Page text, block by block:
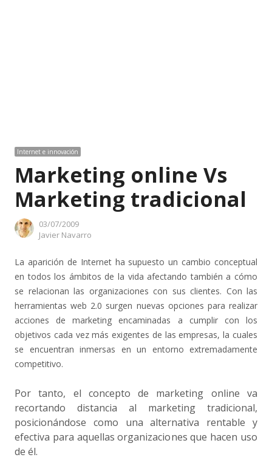
Internet e innovación
Marketing online Vs
Marketing tradicional
03/07/2009
Author
Javier Navarro
La aparición de Internet ha supuesto un cambio conceptual
en todos los ámbitos de la vida afectando también a cómo
se relacionan las organizaciones con sus clientes. Con las
herramientas web 2.0 surgen nuevas opciones para realizar
acciones de marketing encaminadas a cumplir con los
objetivos cada vez más exigentes de las empresas, la cuales
se encuentran inmersas en un entorno extremadamente
competitivo.
Por tanto, el concepto de marketing online va
recortando distancia al marketing tradicional,
posicionándose como una alternativa rentable y
efectiva para aquellas organizaciones que hacen uso
de él.